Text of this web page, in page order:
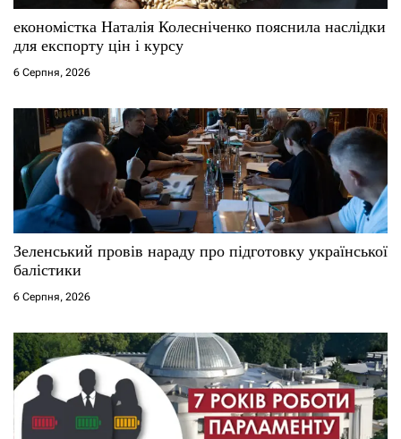
економістка Наталія Колесніченко пояснила наслідки
для експорту цін і курсу
6 Серпня, 2026
Зеленський провів нараду про підготовку української
балістики
6 Серпня, 2026